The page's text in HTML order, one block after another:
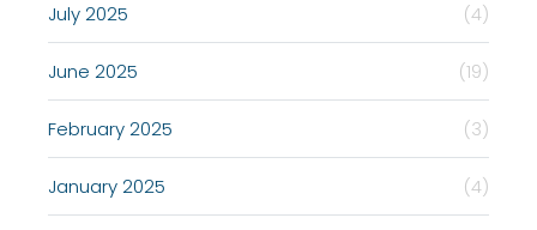
July 2025 (4)
June 2025 (19)
February 2025 (3)
January 2025 (4)